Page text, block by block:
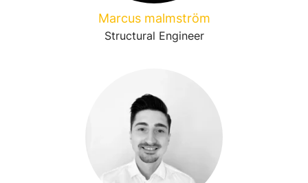
Marcus malmström
Structural Engineer